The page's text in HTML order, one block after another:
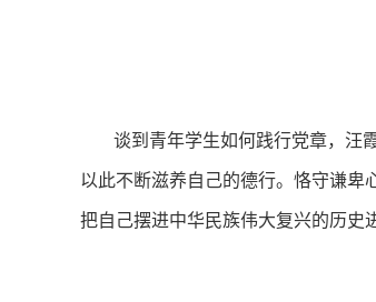
谈到青年学生如何践行党章，汪
以此不断滋养自己的德行。恪守谦卑
把自己摆进中华民族伟大复兴的历史